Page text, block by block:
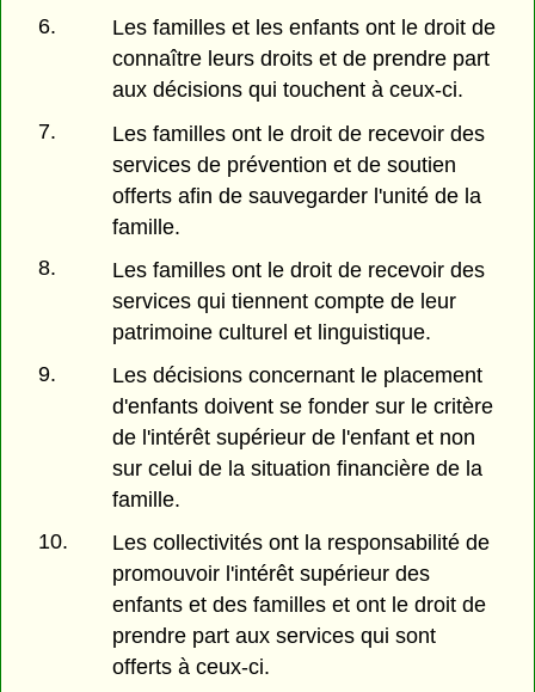
6.
Les familles et les enfants ont le droit de
connaître leurs droits et de prendre part
aux décisions qui touchent à ceux-ci.
7.
Les familles ont le droit de recevoir des
services de prévention et de soutien
offerts afin de sauvegarder l'unité de la
famille.
8.
Les familles ont le droit de recevoir des
services qui tiennent compte de leur
patrimoine culturel et linguistique.
9.
Les décisions concernant le placement
d'enfants doivent se fonder sur le critère
de l'intérêt supérieur de l'enfant et non
sur celui de la situation financière de la
famille.
10.
Les collectivités ont la responsabilité de
promouvoir l'intérêt supérieur des
enfants et des familles et ont le droit de
prendre part aux services qui sont
offerts à ceux-ci.